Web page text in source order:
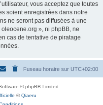
vous acceptez que toutes
soient enregistrées dans notre
ne seront pas diffusées à une
», ni phpBB, ne
cas de tentative de piratage
Fuseau horaire sur UTC+02:00
© phpBB Limited
©Qiaeru